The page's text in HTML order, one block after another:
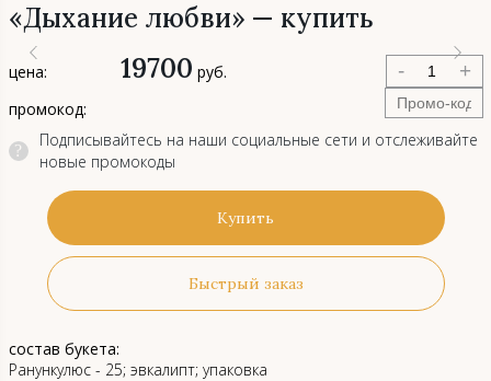
«Дыхание любви» — купить
цена: 19700 руб. - +
промокод:
?
Подписывайтесь на наши социальные сети и отслеживайте
новые промокоды
Купить
Быстрый заказ
состав букета:
Ранункулюс - 25; эвкалипт; упаковка